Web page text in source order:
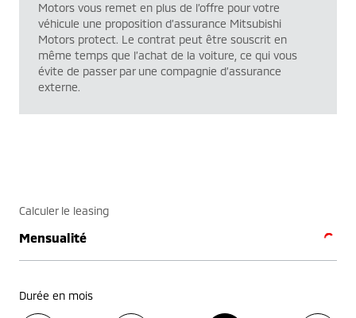
Motors vous remet en plus de l’offre pour votre
véhicule une proposition d’assurance Mitsubishi
Motors protect. Le contrat peut être souscrit en
même temps que l’achat de la voiture, ce qui vous
évite de passer par une compagnie d’assurance
externe.
Calculer le leasing
Mensualité
Durée en mois